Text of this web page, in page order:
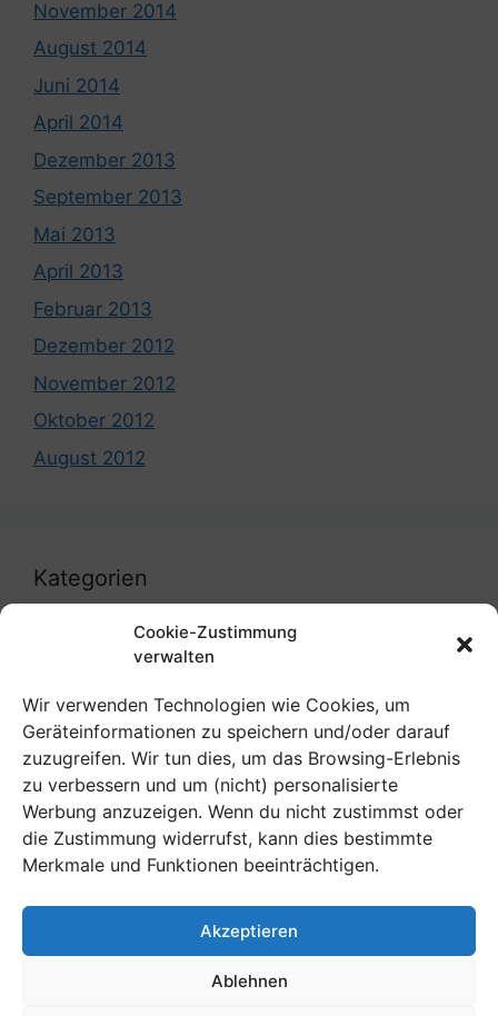
Cookie-Zustimmung
verwalten
Wir verwenden Technologien wie Cookies, um
Geräteinformationen zu speichern und/oder darauf
zuzugreifen. Wir tun dies, um das Browsing-Erlebnis
zu verbessern und um (nicht) personalisierte
Werbung anzuzeigen. Wenn du nicht zustimmst oder
die Zustimmung widerrufst, kann dies bestimmte
Merkmale und Funktionen beeinträchtigen.
Akzeptieren
Ablehnen
November 2014
August 2014
Juni 2014
April 2014
Dezember 2013
September 2013
Mai 2013
April 2013
Februar 2013
Dezember 2012
November 2012
Oktober 2012
August 2012
Kategorien
coronavirus
Meta
Anmelden